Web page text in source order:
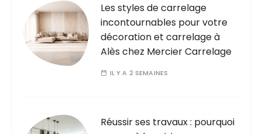
Les styles de carrelage
incontournables pour votre
décoration et carrelage à
Alès chez Mercier Carrelage
IL Y A 2 SEMAINES
Réussir ses travaux : pourquoi